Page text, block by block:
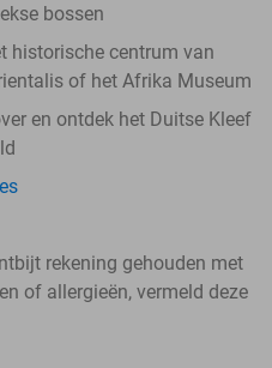
bossen
historische centrum van
of het Afrika Museum
en ontdek het Duitse Kleef
rekening gehouden met
of allergieën, vermeld deze